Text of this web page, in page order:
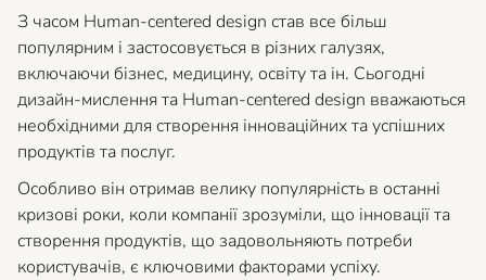
З часом Human-centered design став все більш
популярним і застосовується в різних галузях,
включаючи бізнес, медицину, освіту та ін. Сьогодні
дизайн-мислення та Human-centered design вважаються
необхідними для створення інноваційних та успішних
продуктів та послуг.
Особливо він отримав велику популярність в останні
кризові роки, коли компанії зрозуміли, що інновації та
створення продуктів, що задовольняють потреби
користувачів, є ключовими факторами успіху.